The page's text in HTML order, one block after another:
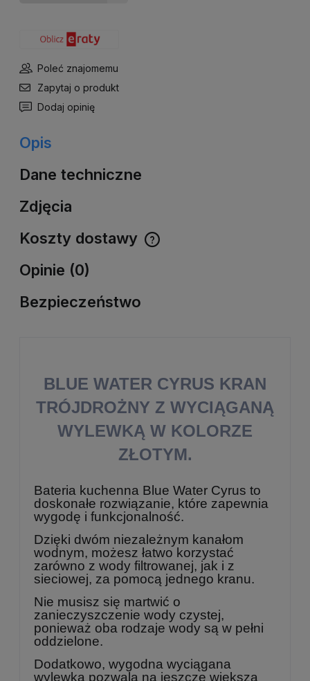
Zapytaj o produkt
Poleć znajomemu
Dodaj opinię
Opis
Dane techniczne
Zdjęcia
Koszty dostawy
Cena nie zawiera ewentualnych kosztów płatności
Opinie (0)
Bezpieczeństwo
BLUE WATER CYRUS KRAN
TRÓJDROŻNY Z WYCIĄGANĄ
WYLEWKĄ W KOLORZE
ZŁOTYM.
Bateria kuchenna Blue Water Cyrus to
doskonałe rozwiązanie, które zapewnia
wygodę i funkcjonalność.
Dzięki dwóm niezależnym kanałom
wodnym, możesz łatwo korzystać
zarówno z wody filtrowanej, jak i z
sieciowej, za pomocą jednego kranu.
Nie musisz się martwić o
zanieczyszczenie wody czystej,
ponieważ oba rodzaje wody są w pełni
oddzielone.
Dodatkowo, wygodna wyciągana
wylewka pozwala na jeszcze większą